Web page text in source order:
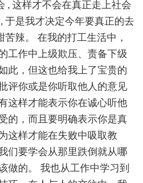
, 这样才不会在真正走上社会
于是我才决定今年要真正的去
辣。 在我的打工生活中，
工作中上级欺压、责备下级
此，但这也给我上了宝贵的
评你或是你听取他人的意见
这样才能表示你在诚心听他
的，而且要明确表示你是真
这样才能在失败中吸取教
们要学会从那里跌倒就从哪
做的。 我也从工作中学习到